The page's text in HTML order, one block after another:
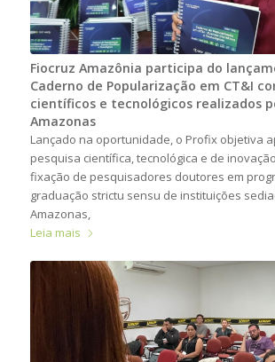
Fiocruz Amazônia participa do
Caderno de Popularização em CT&I
científicos e tecnológicos realizados
Amazonas
Lançado na oportunidade, o Profix objetiva
pesquisa científica, tecnológica e de
fixação de pesquisadores doutores em
graduação strictu sensu de instituições
Amazonas,
Leia mais